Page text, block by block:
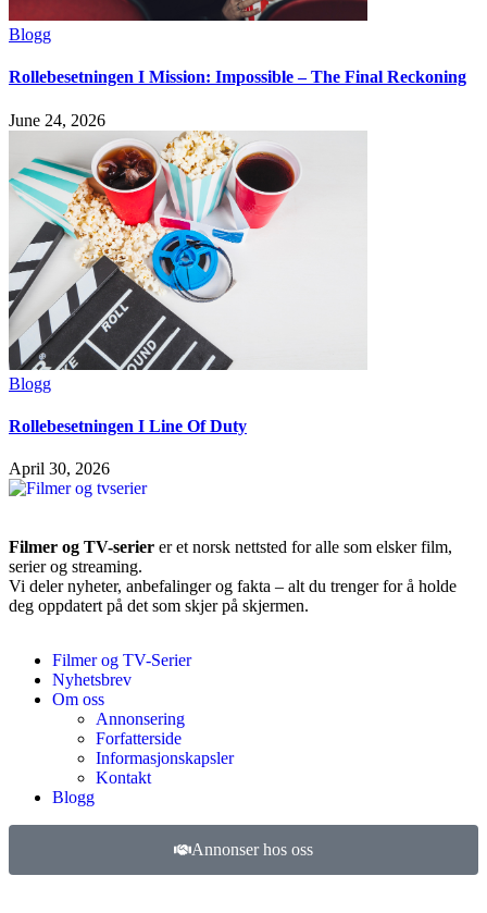
Blogg
Rollebesetningen I Mission: Impossible – The Final Reckoning
June 24, 2026
Blogg
Rollebesetningen I Line Of Duty
April 30, 2026
Filmer og TV-serier er et norsk nettsted for alle som elsker film,
serier og streaming.
Vi deler nyheter, anbefalinger og fakta – alt du trenger for å holde
deg oppdatert på det som skjer på skjermen.
Filmer og TV-Serier
Nyhetsbrev
Om oss
Annonsering
Forfatterside
Informasjonskapsler
Kontakt
Blogg
Annonser hos oss